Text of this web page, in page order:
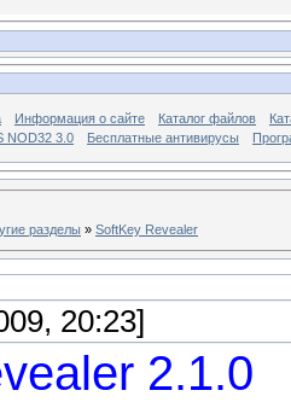
Информация о сайте Каталог файлов
NOD32 3.0
Бесплатные антивирусы
разделы » SoftKey Revealer
20:23]
2.1.0